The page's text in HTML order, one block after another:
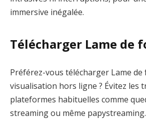
immersive inégalée.
Télécharger Lame de
Préférez-vous télécharger Lame
visualisation hors ligne ? Évitez les
plateformes habituelles comme
streaming ou même